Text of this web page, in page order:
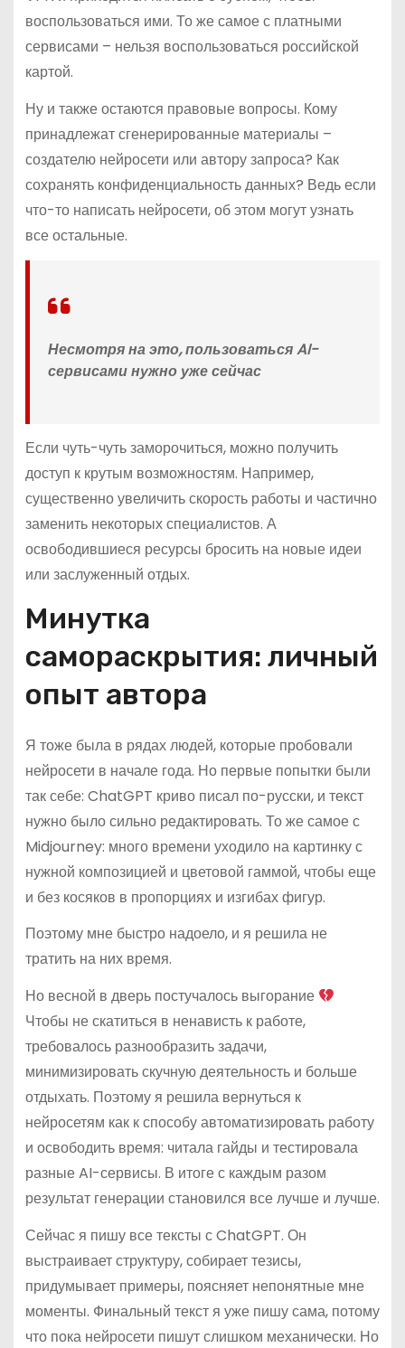
воспользоваться ими. То же самое с платными
сервисами – нельзя воспользоваться российской
картой.
Ну и также остаются правовые вопросы. Кому
принадлежат сгенерированные материалы –
создателю нейросети или автору запроса? Как
сохранять конфиденциальность данных? Ведь если
что-то написать нейросети, об этом могут узнать
все остальные.
Несмотря на это, пользоваться AI-
сервисами нужно уже сейчас
Если чуть-чуть заморочиться, можно получить
доступ к крутым возможностям. Например,
существенно увеличить скорость работы и частично
заменить некоторых специалистов. А
освободившиеся ресурсы бросить на новые идеи
или заслуженный отдых.
Минутка
самораскрытия: личный
опыт автора
Я тоже была в рядах людей, которые пробовали
нейросети в начале года. Но первые попытки были
так себе: ChatGPT криво писал по-русски, и текст
нужно было сильно редактировать. То же самое с
Midjourney: много времени уходило на картинку с
нужной композицией и цветовой гаммой, чтобы еще
и без косяков в пропорциях и изгибах фигур.
Поэтому мне быстро надоело, и я решила не
тратить на них время.
Но весной в дверь постучалось выгорание
Чтобы не скатиться в ненависть к работе,
требовалось разнообразить задачи,
минимизировать скучную деятельность и больше
отдыхать. Поэтому я решила вернуться к
нейросетям как к способу автоматизировать работу
и освободить время: читала гайды и тестировала
разные AI-сервисы. В итоге с каждым разом
результат генерации становился все лучше и лучше.
Сейчас я пишу все тексты с ChatGPT. Он
выстраивает структуру, собирает тезисы,
придумывает примеры, поясняет непонятные мне
моменты. Финальный текст я уже пишу сама, потому
что пока нейросети пишут слишком механически. Но